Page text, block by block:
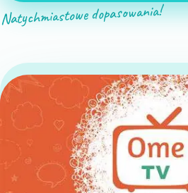
Natychmiastowe dopasowania!